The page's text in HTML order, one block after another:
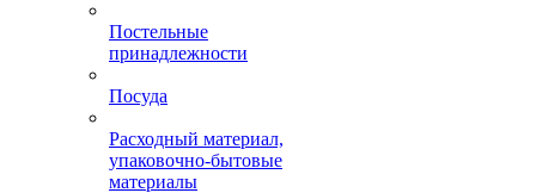
Постельные
принадлежности
Посуда
Расходный материал,
упаковочно-бытовые
материалы